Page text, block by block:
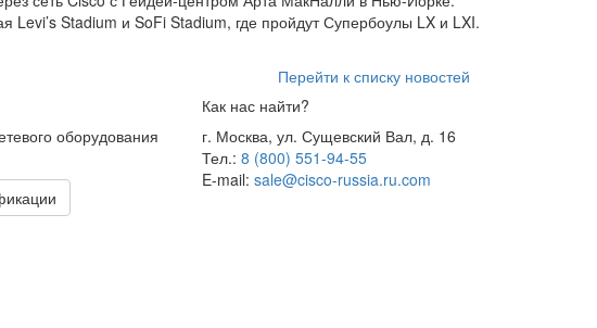
Levi’s Stadium и SoFi Stadium, где пройдут Супербоулы LX и LXI.
Перейти к списку новостей
оборудования
Как нас найти?
г. Москва, ул. Сущевский Вал, д. 16
Тел.: 8 (800) 551-94-55
E-mail: sale@cisco-russia.ru.com